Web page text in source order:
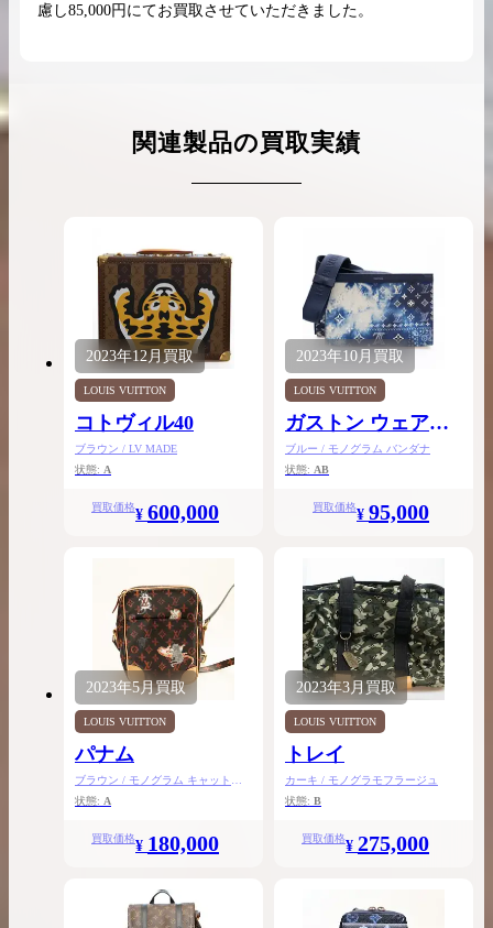
慮し85,000円にてお買取させていただきました。
関連製品の買取実績
2023年12月買取
LOUIS VUITTON
コトヴィル40
ブラウン / LV MADE
状態: A
買取価格¥ 600,000
2023年10月 買取
LOUIS VUITTON
ガストン ウェアラ
ブル ウォレット
ブルー / モノグラム バンダナ
状態: AB
買取価格¥ 95,000
2023年5月買取
LOUIS VUITTON
パナム
ブラウン / モノグラム キャットグ
ラム
状態: A
買取価格¥ 180,000
2023年3月買取
LOUIS VUITTON
トレイ
カーキ / モノグラモフラージュ
状態: B
買取価格¥ 275,000